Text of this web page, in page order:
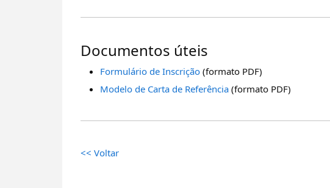
Documentos úteis
Formulário de Inscrição (formato PDF)
Modelo de Carta de Referência (formato PDF)
<< Voltar